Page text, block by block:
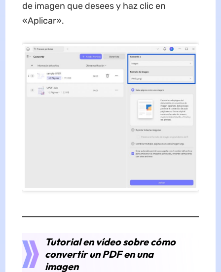
de imagen que desees y haz clic en
«Aplicar».
Tutorial en vídeo sobre cómo
convertir un PDF en una
imagen